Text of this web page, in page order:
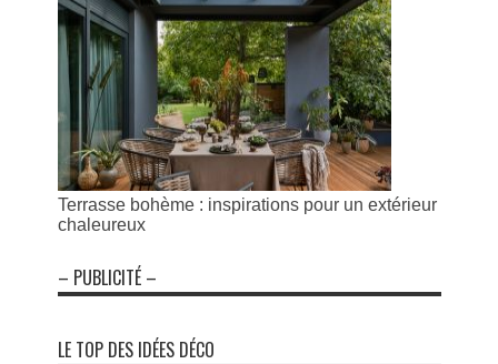
Terrasse bohème : inspirations pour un extérieur
chaleureux
– PUBLICITÉ –
LE TOP DES IDÉES DÉCO